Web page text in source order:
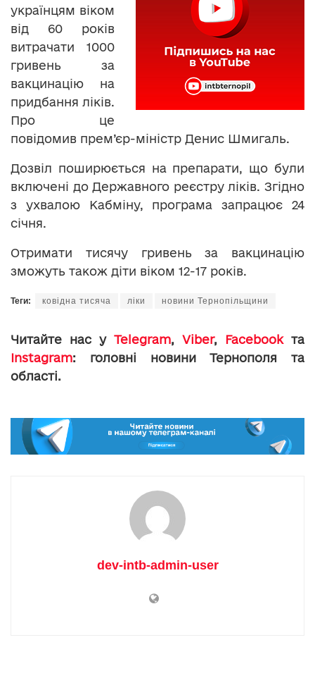
українцям віком
від 60 років
витрачати 1000
гривень за
вакцинацію на
придбання ліків.
Про це
повідомив прем’єр-міністр Денис Шмигаль.
Дозвіл поширюється на препарати, що були
включені до Державного реєстру ліків. Згідно
з ухвалою Кабміну, програма запрацює 24
січня.
Отримати тисячу гривень за вакцинацію
зможуть також діти віком 12-17 років.
Теги: ковідна тисяча ліки новини Тернопільщини
Читайте нас у Telegram, Viber, Facebookта
Instagram: головні новини Тернополя та
області.
dev-intb-admin-user